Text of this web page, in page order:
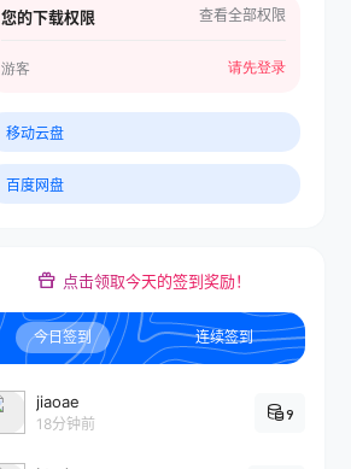
您的下载权限 查看全部权限
游客 请先登录
移动云盘
百度网盘
点击领取今天的签到奖励！
今日签到 连续签到
jiaoae
18分钟前
9